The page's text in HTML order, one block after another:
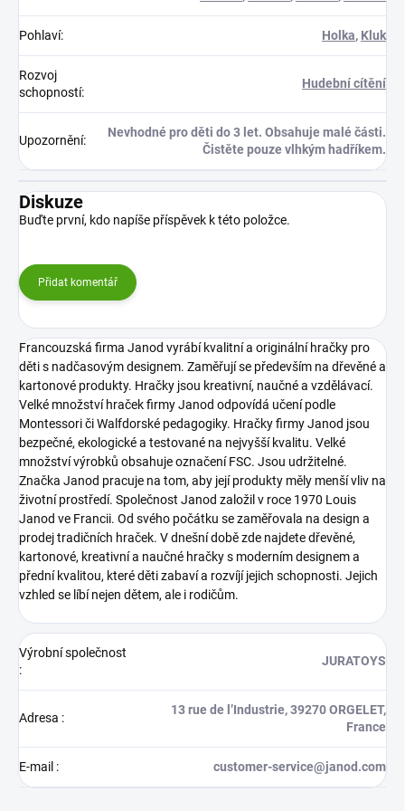
Pohlaví: Holka, Kluk
Rozvoj
schopností:
Hudební cítění
Upozornění:
Nevhodné pro děti do 3 let. Obsahuje malé části.
Čistěte pouze vlhkým hadříkem.
Diskuze
Buďte první, kdo napíše příspěvek k této položce.
Přidat komentář
Francouzská firma Janod vyrábí kvalitní a originální hračky pro
děti s nadčasovým designem. Zaměřují se především na dřevěné a
kartonové produkty. Hračky jsou kreativní, naučné a vzdělávací.
Velké množství hraček firmy Janod odpovídá učení podle
Montessori či Walfdorské pedagogiky. Hračky firmy Janod jsou
bezpečné, ekologické a testované na nejvyšší kvalitu. Velké
množství výrobků obsahuje označení FSC. Jsou udržitelné.
Značka Janod pracuje na tom, aby její produkty měly menší vliv na
životní prostředí. Společnost Janod založil v roce 1970 Louis
Janod ve Francii. Od svého počátku se zaměřovala na design a
prodej tradičních hraček. V dnešní době zde najdete dřevěné,
kartonové, kreativní a naučné hračky s moderním designem a
přední kvalitou, které děti zabaví a rozvíjí jejich schopnosti. Jejich
vzhled se líbí nejen dětem, ale i rodičům.
Výrobní společnost
:
JURATOYS
Adresa :
13 rue de l’Industrie, 39270 ORGELET,
France
E-mail : customer-service@janod.com